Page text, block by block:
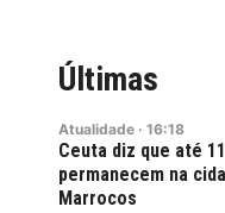
Últimas
Atualidade · 16:18
Ceuta diz que até
permanecem na
Marrocos